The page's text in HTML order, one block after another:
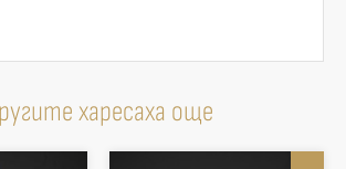
харесаха още